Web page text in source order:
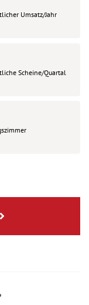
Umsatz/Jahr
Scheine/Quartal